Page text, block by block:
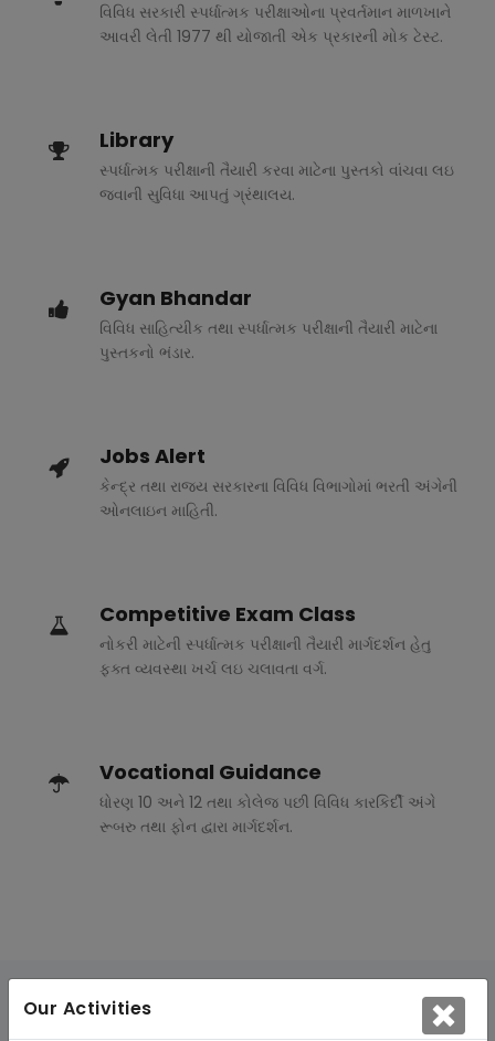
Our Activities
વિવિધ સરકારી સ્પર્ધાત્મક પરીક્ષાઓના પ્રવર્તમાન માળખાને
આવરી લેતી 1977 થી યોજાતી એક પ્રકારની મોક ટેસ્ટ.
Library
સ્પર્ધાત્મક પરીક્ષાની તૈયારી કરવા માટેના પુસ્તકો વાંચવા લઇ
જવાની સુવિધા આપતું ગ્રંથાલય.
Gyan Bhandar
વિવિધ સાહિત્યીક તથા સ્પર્ધાત્મક પરીક્ષાની તૈયારી માટેના
પુસ્તકનો ભંડાર.
Jobs Alert
કેન્દ્ર તથા રાજ્ય સરકારના વિવિધ વિભાગોમાં ભરતી અંગેની
ઓનલાઇન માહિતી.
Competitive Exam Class
નોકરી માટેની સ્પર્ધાત્મક પરીક્ષાની તૈયારી માર્ગદર્શન હેતુ
ફક્ત વ્યવસ્થા ખર્ચ લઇ ચલાવતા વર્ગ.
Vocational Guidance
ધોરણ 10 અને 12 તથા કોલેજ પછી વિવિધ કારકિર્દી અંગે
રૂબરુ તથા ફોન દ્વારા માર્ગદર્શન.